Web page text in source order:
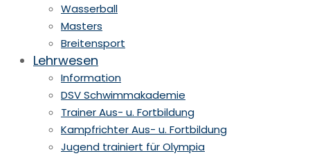
Wasserball
Masters
Breitensport
Lehrwesen
Information
DSV Schwimmakademie
Trainer Aus- u. Fortbildung
Kampfrichter Aus- u. Fortbildung
Jugend trainiert für Olympia